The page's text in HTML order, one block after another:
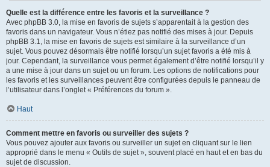
Quelle est la différence entre les favoris et la surveillance ?
Avec phpBB 3.0, la mise en favoris de sujets s’apparentait à la gestion des
favoris dans un navigateur. Vous n’étiez pas notifié des mises à jour. Depuis
phpBB 3.1, la mise en favoris de sujets est similaire à la surveillance d’un
sujet. Vous pouvez désormais être notifié lorsqu’un sujet favoris a été mis à
jour. Cependant, la surveillance vous permet également d’être notifié lorsqu’il y
a une mise à jour dans un sujet ou un forum. Les options de notifications pour
les favoris et les surveillances peuvent être configurées depuis le panneau de
l’utilisateur dans l’onglet « Préférences du forum ».
Haut
Comment mettre en favoris ou surveiller des sujets ?
Vous pouvez ajouter aux favoris ou surveiller un sujet en cliquant sur le lien
approprié dans le menu « Outils de sujet », souvent placé en haut et en bas du
sujet de discussion.